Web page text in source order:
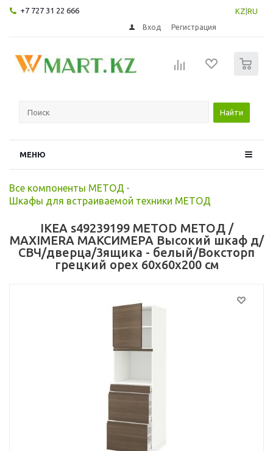
+7 727 31 22 666 KZ RU
Вход Регистрация
Найти
МЕНЮ
Все компоненты МЕТОД -
Шкафы для встраиваемой техники МЕТОД
IKEA s49239199 METOD МЕТОД /
MAXIMERA МАКСИМЕРА Высокий шкаф д/
СВЧ/дверца/3ящика - белый/Воксторп
грецкий орех 60x60x200 см